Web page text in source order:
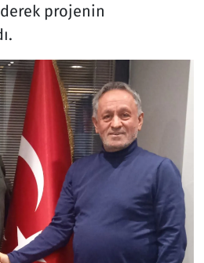
projenin